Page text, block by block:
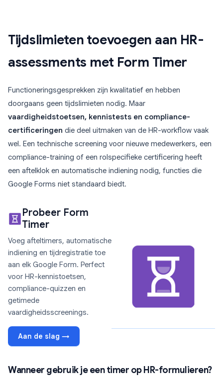
Tijdslimieten toevoegen aan HR-
assessments met Form Timer
Functioneringsgesprekken zijn kwalitatief en hebben
doorgaans geen tijdslimieten nodig. Maar
vaardigheidstoetsen, kennistests en compliance-
certificeringen die deel uitmaken van de HR-workflow vaak
wel. Een technische screening voor nieuwe medewerkers, een
compliance-training of een rolspecifieke certificering heeft
een aftelklok en automatische indiening nodig, functies die
Google Forms niet standaard biedt.
Probeer Form
Timer
Voeg afteltimers, automatische
indiening en tijdregistratie toe
aan elk Google Form. Perfect
voor HR-kennistoetsen,
compliance-quizzen en
getimede
vaardigheidsscreenings.
Aan de slag →
Wanneer gebruik je een timer op HR-formulieren?